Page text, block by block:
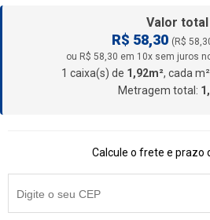
Valor total
R$ 58,30 (R$
ou R$ 58,30 em 10x sem juros
1 caixa(s) de 1,92m², cada
Metragem total:
Calcule o frete e prazo